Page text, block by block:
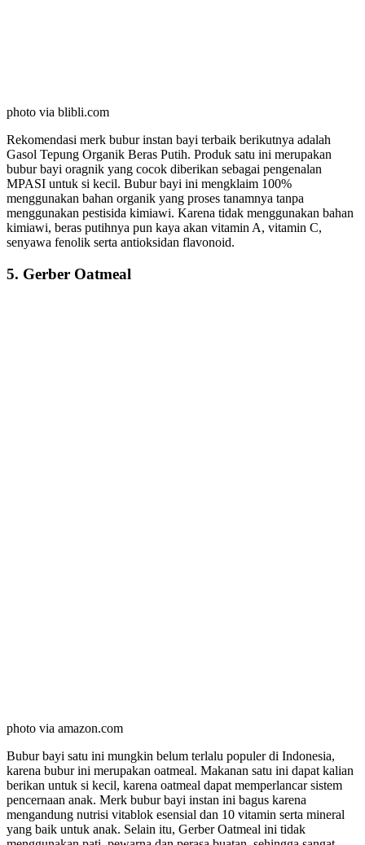
photo via blibli.com
Rekomendasi merk bubur instan bayi terbaik berikutnya adalah
Gasol Tepung Organik Beras Putih. Produk satu ini merupakan
bubur bayi oragnik yang cocok diberikan sebagai pengenalan
MPASI untuk si kecil. Bubur bayi ini mengklaim 100%
menggunakan bahan organik yang proses tanamnya tanpa
menggunakan pestisida kimiawi. Karena tidak menggunakan bahan
kimiawi, beras putihnya pun kaya akan vitamin A, vitamin C,
senyawa fenolik serta antioksidan flavonoid.
5. Gerber Oatmeal
photo via amazon.com
Bubur bayi satu ini mungkin belum terlalu populer di Indonesia,
karena bubur ini merupakan oatmeal. Makanan satu ini dapat kalian
berikan untuk si kecil, karena oatmeal dapat memperlancar sistem
pencernaan anak. Merk bubur bayi instan ini bagus karena
mengandung nutrisi vitablok esensial dan 10 vitamin serta mineral
yang baik untuk anak. Selain itu, Gerber Oatmeal ini tidak